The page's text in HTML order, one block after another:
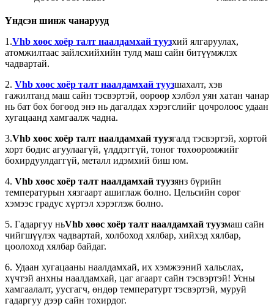
Үндсэн шинж чанарууд
1.Vhb хөөс хоёр талт наалдамхай туузхий ялгаруулах,
атомжилтаас зайлсхийхийн тулд маш сайн битүүмжлэх
чадвартай.
2. Vhb хөөс хоёр талт наалдамхай туузшахалт, хэв
гажилтанд маш сайн тэсвэртэй, өөрөөр хэлбэл уян хатан чанар
нь бат бөх бөгөөд энэ нь дагалдах хэрэгслийг цочролоос удаан
хугацаанд хамгаалж чадна.
3.Vhb хөөс хоёр талт наалдамхай туузгалд тэсвэртэй, хортой
хорт бодис агуулаагүй, үлддэггүй, тоног төхөөрөмжийг
бохирдуулдаггүй, металл идэмхий биш юм.
4. Vhb хөөс хоёр талт наалдамхай туузянз бүрийн
температурын хязгаарт ашиглаж болно. Цельсийн сөрөг
хэмээс градус хүртэл хэрэглэж болно.
5. Гадаргуу ньVhb хөөс хоёр талт наалдамхай туузмаш сайн
чийгшүүлэх чадвартай, холбоход хялбар, хийхэд хялбар,
цоолоход хялбар байдаг.
6. Удаан хугацааны наалдамхай, их хэмжээний хальслах,
хүчтэй анхны наалдамхай, цаг агаарт сайн тэсвэртэй! Усны
хамгаалалт, уусгагч, өндөр температурт тэсвэртэй, муруй
гадаргуу дээр сайн тохирдог.